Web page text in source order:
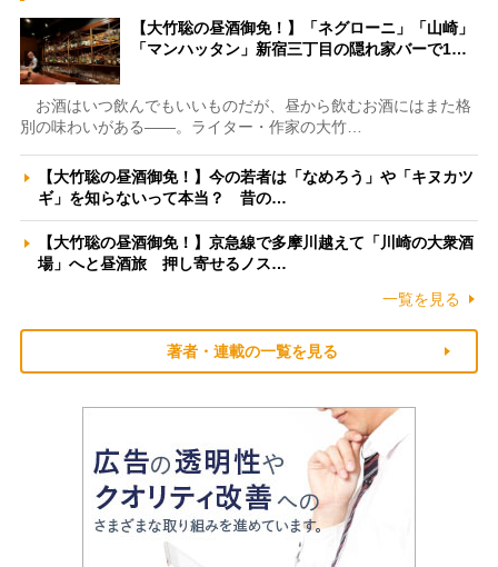
【大竹聡の昼酒御免！】「ネグローニ」「山崎」
「マンハッタン」新宿三丁目の隠れ家バーで1…
お酒はいつ飲んでもいいものだが、昼から飲むお酒にはまた格
別の味わいがある――。ライター・作家の大竹…
【大竹聡の昼酒御免！】今の若者は「なめろう」や「キヌカツ
ギ」を知らないって本当？ 昔の…
【大竹聡の昼酒御免！】京急線で多摩川越えて「川崎の大衆酒
場」へと昼酒旅 押し寄せるノス…
一覧を見る
著者・連載の一覧を見る